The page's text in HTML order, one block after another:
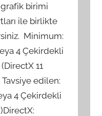
grafik birimi
ile birlikte
Minimum:
4 Çekirdekli
11
edilen:
4 Çekirdekli